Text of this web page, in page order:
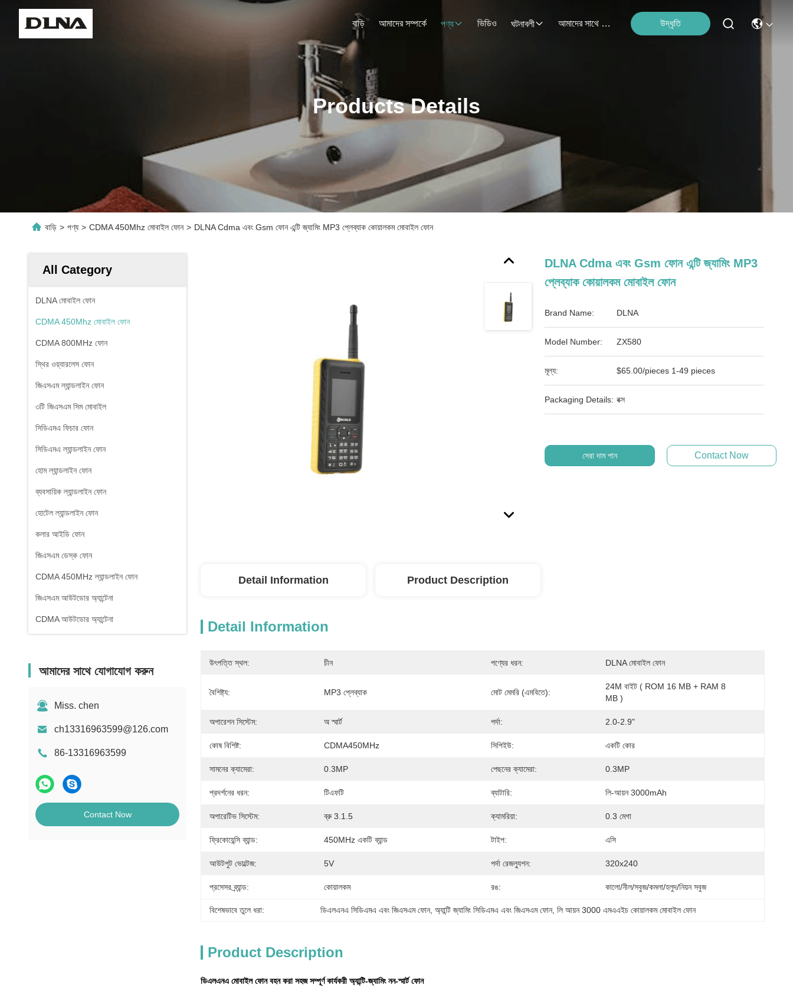
বাড়ি আমাদের সম্পর্কে পণ্য ভিডিও ঘটনাবলী আমাদের সাথে যোগাযোগ করুন উদ্ধৃতি
Products Details
বাড়ি > পণ্য > CDMA 450Mhz মোবাইল ফোন > DLNA Cdma এবং Gsm ফোন এন্টি জ্যামিং MP3 প্লেব্যাক কোয়ালকম মোবাইল ফোন
All Category
DLNA মোবাইল ফোন
CDMA 450Mhz মোবাইল ফোন
CDMA 800MHz ফোন
স্থির ওয়্যারলেস ফোন
জিএসএম ল্যান্ডলাইন ফোন
৩টি জিএসএম সিম মোবাইল
সিডিএমএ ফিচার ফোন
সিডিএমএ ল্যান্ডলাইন ফোন
হোম ল্যান্ডলাইন ফোন
ব্যবসায়িক ল্যান্ডলাইন ফোন
হোটেল ল্যান্ডলাইন ফোন
কলার আইডি ফোন
জিএসএম ডেস্ক ফোন
CDMA 450MHz ল্যান্ডলাইন ফোন
জিএসএম আউটডোর অ্যান্টেনা
CDMA আউটডোর অ্যান্টেনা
আমাদের সাথে যোগাযোগ করুন
Miss. chen
ch13316963599@126.com
86-13316963599
Contact Now
DLNA Cdma এবং Gsm ফোন এন্টি জ্যামিং MP3
প্লেব্যাক কোয়ালকম মোবাইল ফোন
Brand Name: DLNA
Model Number: ZX580
মূল্য: $65.00/pieces 1-49 pieces
Packaging Details: বক্স
সেরা দাম পান Contact Now
Detail Information Product Description
Detail Information
উৎপত্তি স্থল: চীন পণ্যের ধরন: DLNA মোবাইল ফোন
বৈশিষ্ট্য: MP3 প্লেব্যাক মোট মেমরি (এমবিতে):
24M বাইট ( ROM 16 MB + RAM 8
MB )
অপারেশন সিস্টেম: অ স্মার্ট পর্দা: 2.0-2.9"
কোষ বিশিষ্ট: CDMA450MHz সিপিইউ: একটি কোর
সামনের ক্যামেরা: 0.3MP পেছনের ক্যামেরা: 0.3MP
প্রদর্শনের ধরন: টিএফটি ব্যাটারি: লি-আয়ন 3000mAh
অপারেটিভ সিস্টেম: ব্রু 3.1.5 ক্যামরিয়া: 0.3 মেগা
ফ্রিকোয়েন্সি ব্যান্ড: 450MHz একটি ব্যান্ড টাইপ: এসি
আউটপুট ভোল্টেজ: 5V পর্দা রেজল্যুশন: 320x240
প্রসেসর ব্র্যান্ড: কোয়ালকম রঙ: কালো/নীল/সবুজ/কমলা/হলুদ/নিয়ন সবুজ
বিশেষভাবে তুলে ধরা: ডিএলএনএ সিডিএমএ এবং জিএসএম ফোন, অ্যান্টি জ্যামিং সিডিএমএ এবং জিএসএম ফোন, লি আয়ন 3000 এমএএইচ কোয়ালকম মোবাইল ফোন
Product Description
ডিএলএনএ মোবাইল ফোন বহন করা সহজ সম্পূর্ণ কার্যকরী অ্যান্টি-জ্যামিং নন-স্মার্ট ফোন